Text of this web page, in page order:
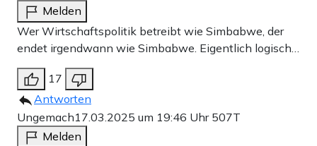
Melden
Wer Wirtschaftspolitik betreibt wie Simbabwe, der
endet irgendwann wie Simbabwe. Eigentlich logisch…
17
Antworten
Ungemach17.03.2025 um 19:46 Uhr 507T
Melden